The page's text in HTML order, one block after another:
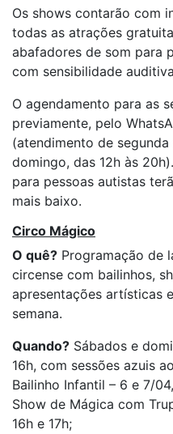
Os shows contarão com
todas as atrações
abafadores de som para
com sensibilidade
O agendamento para as
previamente, pelo
(atendimento de
domingo, das 12h às
para pessoas autistas
mais baixo.
Circo Mágico
O quê? Programação de
circense com bailinhos,
apresentações artísticas
semana.
Quando? Sábados e
16h, com sessões azuis
Bailinho Infantil – 6 e 7/
Show de Mágica com
16h e 17h;